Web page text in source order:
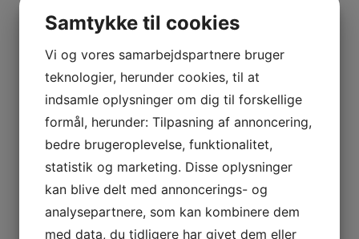
Samtykke til cookies
Vi og vores samarbejdspartnere bruger
teknologier, herunder cookies, til at
indsamle oplysninger om dig til forskellige
formål, herunder: Tilpasning af annoncering,
bedre brugeroplevelse, funktionalitet,
statistik og marketing. Disse oplysninger
kan blive delt med annoncerings- og
analysepartnere, som kan kombinere dem
med data, du tidligere har givet dem eller